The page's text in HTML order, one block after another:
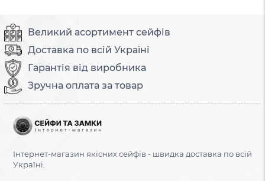
Великий асортимент сейфів
Доставка по всій Україні
Гарантія від виробника
Зручна оплата за товар
Інтернет-магазин якісних сейфів - швидка доставка по всій
Україні.